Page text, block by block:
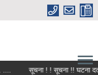
सूचना ! ! सूचना !!